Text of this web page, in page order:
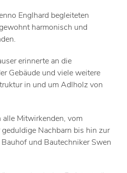
Englhard begleiteten
harmonisch und
erinnerte an die
Gebäude und viele weitere
in und um Adlholz von
Mitwirkenden, vom
Nachbarn bis hin zur
und Bautechniker Swen